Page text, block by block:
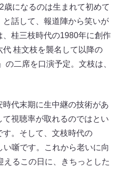
になるのは生まれて初めて
話して、報道陣から笑いが
桂三枝時代の1980年に創作
桂文枝を襲名して以降の
二席を口演予定。文枝は、
時代末期に生中継の技術があ
視聴率が取れるのではとい
す。そして、文枝時代の
い噺です。これから老いに向
るこの日に、きちっとした